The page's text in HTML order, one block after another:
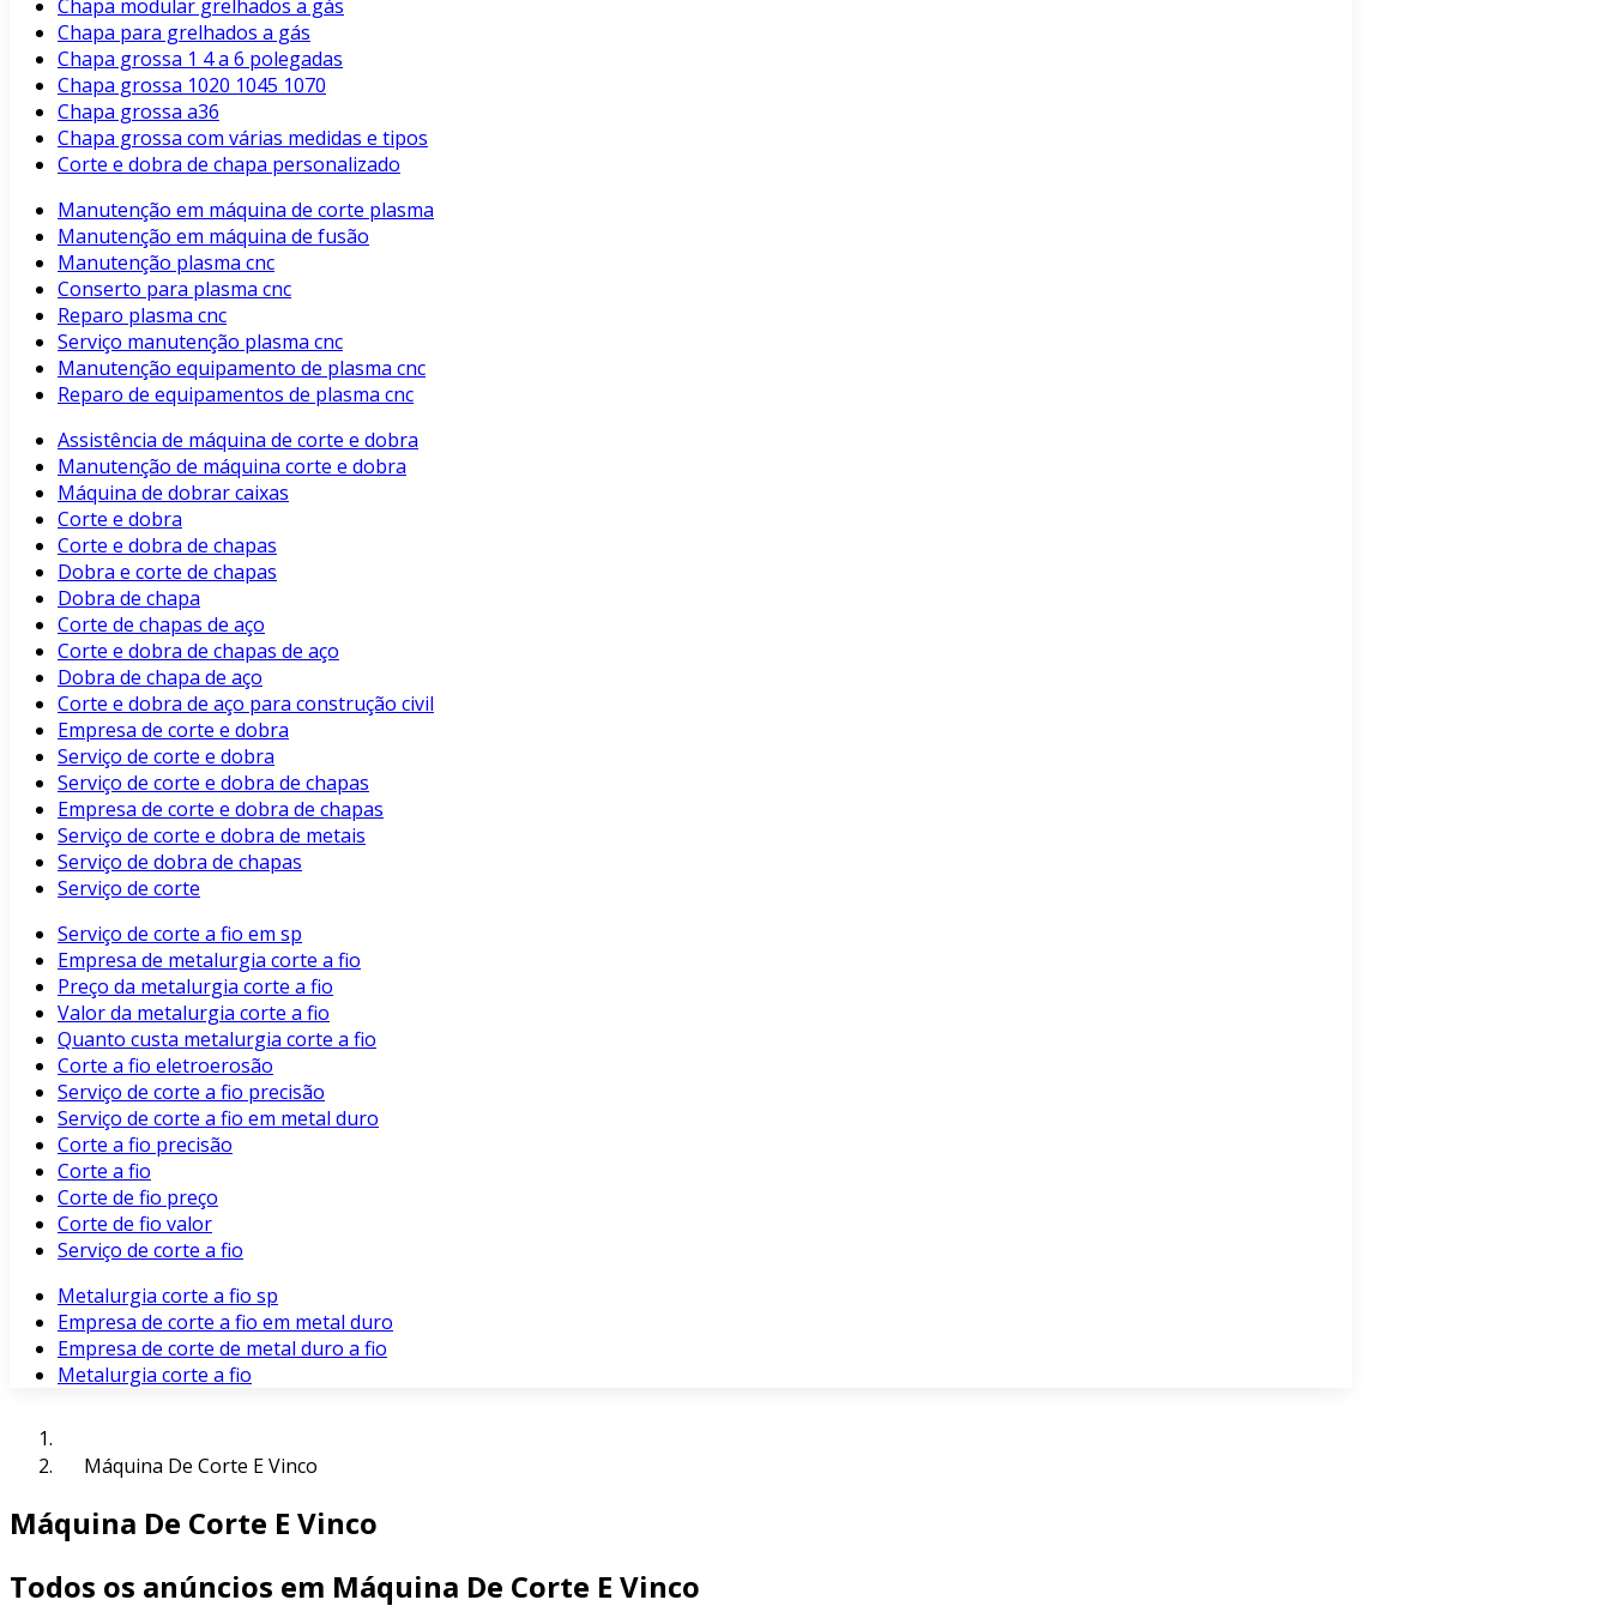
Chapa modular grelhados a gás
Chapa para grelhados a gás
Chapa grossa 1 4 a 6 polegadas
Chapa grossa 1020 1045 1070
Chapa grossa a36
Chapa grossa com várias medidas e tipos
Corte e dobra de chapa personalizado
Manutenção em máquina de corte plasma
Manutenção em máquina de fusão
Manutenção plasma cnc
Conserto para plasma cnc
Reparo plasma cnc
Serviço manutenção plasma cnc
Manutenção equipamento de plasma cnc
Reparo de equipamentos de plasma cnc
Assistência de máquina de corte e dobra
Manutenção de máquina corte e dobra
Máquina de dobrar caixas
Corte e dobra
Corte e dobra de chapas
Dobra e corte de chapas
Dobra de chapa
Corte de chapas de aço
Corte e dobra de chapas de aço
Dobra de chapa de aço
Corte e dobra de aço para construção civil
Empresa de corte e dobra
Serviço de corte e dobra
Serviço de corte e dobra de chapas
Empresa de corte e dobra de chapas
Serviço de corte e dobra de metais
Serviço de dobra de chapas
Serviço de corte
Serviço de corte a fio em sp
Empresa de metalurgia corte a fio
Preço da metalurgia corte a fio
Valor da metalurgia corte a fio
Quanto custa metalurgia corte a fio
Corte a fio eletroerosão
Serviço de corte a fio precisão
Serviço de corte a fio em metal duro
Corte a fio precisão
Corte a fio
Corte de fio preço
Corte de fio valor
Serviço de corte a fio
Metalurgia corte a fio sp
Empresa de corte a fio em metal duro
Empresa de corte de metal duro a fio
Metalurgia corte a fio
Máquina De Corte E Vinco
Máquina De Corte E Vinco
Todos os anúncios em Máquina De Corte E Vinco